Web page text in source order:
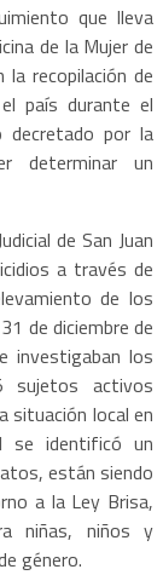
que lleva
de la Mujer de
recopilación de
país durante el
decretado por la
determinar un
de San Juan
a través de
de los
de diciembre de
investigaban los
sujetos activos
situación local en
se identificó un
están siendo
a la Ley Brisa,
niñas, niños y
género.